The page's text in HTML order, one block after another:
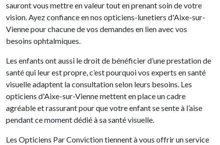
sauront vous mettre en valeur tout en prenant soin de votre
vision. Ayez confiance en nos opticiens-lunetiers d'Aixe-sur-
Vienne pour chacune de vos demandes en lien avec vos
besoins ophtalmiques.
Les enfants ont aussi le droit de bénéficier d’une prestation de
santé qui leur est propre, c’est pourquoi vos experts en santé
visuelle adaptent la consultation selon leurs besoins. Les
opticiens d'Aixe-sur-Vienne mettent en place un cadre
agréable et rassurant pour que votre enfant se sente à l’aise
pendant ce moment dédié à sa santé visuelle.
Les Opticiens Par Conviction tiennent à vous offrir un service